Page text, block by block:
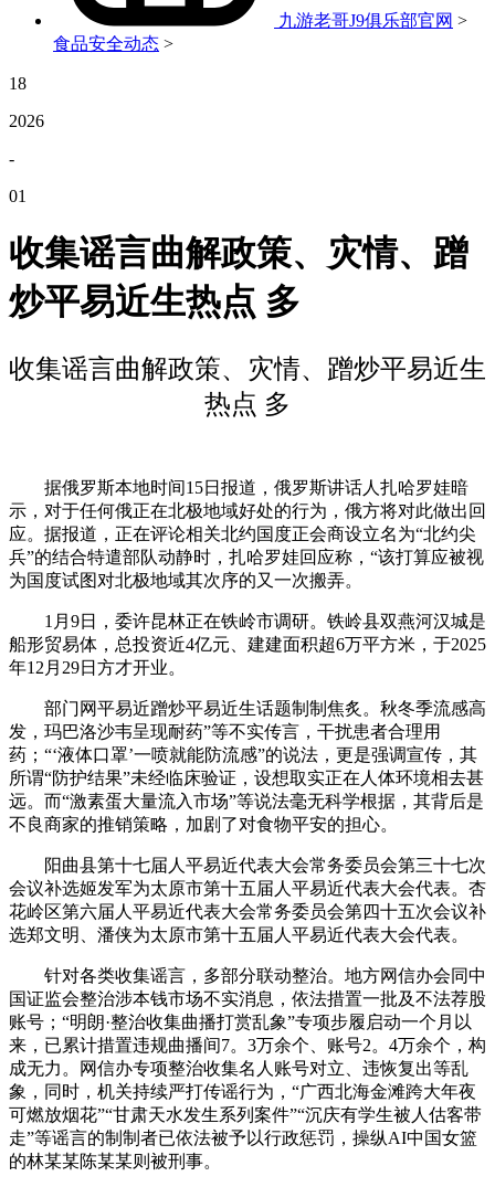
九游老哥J9俱乐部官网 >
食品安全动态 >
18
2026
-
01
收集谣言曲解政策、灾情、蹭
炒平易近生热点 多
收集谣言曲解政策、灾情、蹭炒平易近生
热点 多
据俄罗斯本地时间15日报道，俄罗斯讲话人扎哈罗娃暗
示，对于任何俄正在北极地域好处的行为，俄方将对此做出回
应。据报道，正在评论相关北约国度正会商设立名为“北约尖
兵”的结合特遣部队动静时，扎哈罗娃回应称，“该打算应被视
为国度试图对北极地域其次序的又一次搬弄。
1月9日，委许昆林正在铁岭市调研。铁岭县双燕河汉城是
船形贸易体，总投资近4亿元、建建面积超6万平方米，于2025
年12月29日方才开业。
部门网平易近蹭炒平易近生话题制制焦炙。秋冬季流感高
发，玛巴洛沙韦呈现耐药”等不实传言，干扰患者合理用
药；“‘液体口罩’一喷就能防流感”的说法，更是强调宣传，其
所谓“防护结果”未经临床验证，设想取实正在人体环境相去甚
远。而“激素蛋大量流入市场”等说法毫无科学根据，其背后是
不良商家的推销策略，加剧了对食物平安的担心。
阳曲县第十七届人平易近代表大会常务委员会第三十七次
会议补选姬发军为太原市第十五届人平易近代表大会代表。杏
花岭区第六届人平易近代表大会常务委员会第四十五次会议补
选郑文明、潘侠为太原市第十五届人平易近代表大会代表。
针对各类收集谣言，多部分联动整治。地方网信办会同中
国证监会整治涉本钱市场不实消息，依法措置一批及不法荐股
账号；“明朗·整治收集曲播打赏乱象”专项步履启动一个月以
来，已累计措置违规曲播间7。3万余个、账号2。4万余个，构
成无力。网信办专项整治收集名人账号对立、违恢复出等乱
象，同时，机关持续严打传谣行为，“广西北海金滩跨大年夜
可燃放烟花”“甘肃天水发生系列案件”“沉庆有学生被人估客带
走”等谣言的制制者已依法被予以行政惩罚，操纵AI中国女篮
的林某某陈某某则被刑事。